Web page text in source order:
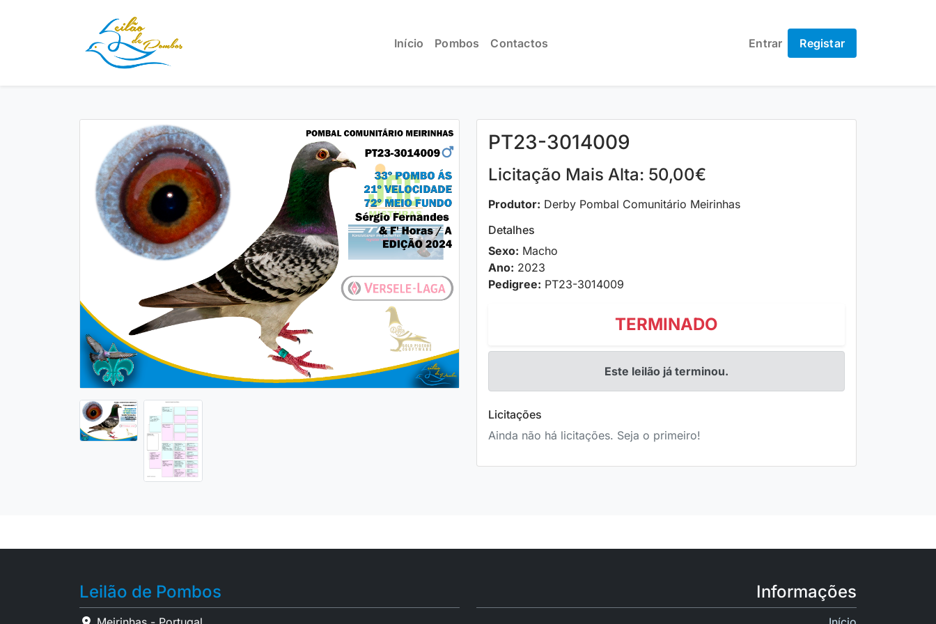
Início Pombos Contactos Entrar Registar
PT23-3014009
Licitação Mais Alta: 50,00€
Produtor: Derby Pombal Comunitário Meirinhas
Detalhes
Sexo: Macho
Ano: 2023
Pedigree: PT23-3014009
TERMINADO
Este leilão já terminou.
Licitações
Ainda não há licitações. Seja o primeiro!
Leilão de Pombos Informações